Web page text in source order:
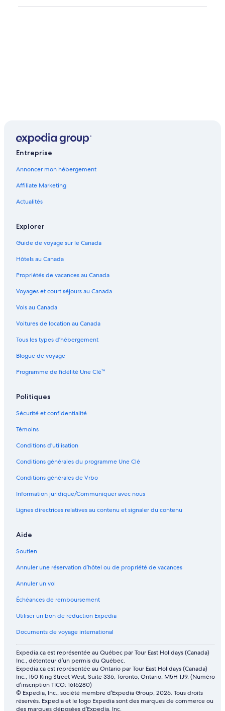
Entreprise
Annoncer mon hébergement
Affiliate Marketing
Actualités
Explorer
Guide de voyage sur le Canada
Hôtels au Canada
Propriétés de vacances au Canada
Voyages et court séjours au Canada
Vols au Canada
Voitures de location au Canada
Tous les types d’hébergement
Blogue de voyage
Programme de fidélité Une Clé™
Politiques
Sécurité et confidentialité
Témoins
Conditions d’utilisation
Conditions générales du programme Une Clé
Conditions générales de Vrbo
Information juridique/Communiquer avec nous
Lignes directrices relatives au contenu et signaler du contenu
Aide
Soutien
Annuler une réservation d’hôtel ou de propriété de vacances
Annuler un vol
Échéances de remboursement
Utiliser un bon de réduction Expedia
Documents de voyage international
Expedia.ca est représentée au Québec par Tour East Holidays (Canada)
Inc., détenteur d’un permis du Québec.
Expedia.ca est représentée au Ontario par Tour East Holidays (Canada)
Inc., 150 King Street West, Suite 336, Toronto, Ontario, M5H 1J9. (Numéro
d’inscription TICO: 1616280)
© Expedia, Inc., société membre d’Expedia Group, 2026. Tous droits
réservés. Expedia et le logo Expedia sont des marques de commerce ou
des marques déposées d’Expedia, Inc.